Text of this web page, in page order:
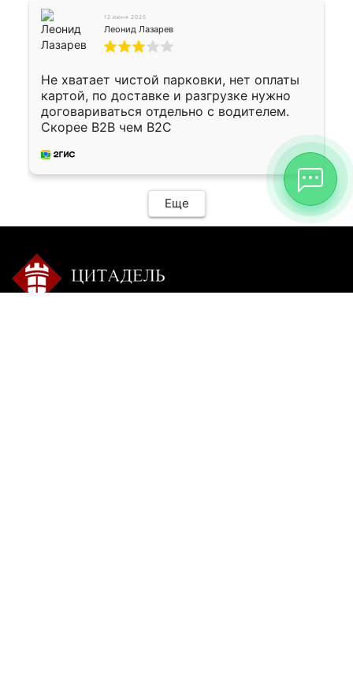
12 июня 2025
Леонид Лазарев
Не хватает чистой парковки, нет оплаты
картой, по доставке и разгрузке нужно
договариваться отдельно с водителем.
Скорее B2B чем B2C
Еще